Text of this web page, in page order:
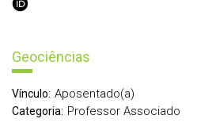
Geociências
Vínculo: Aposentado(a)
Categoria: Professor Associado